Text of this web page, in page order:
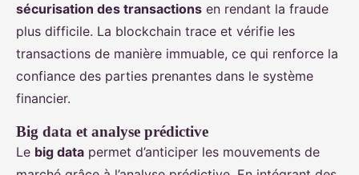
sécurisation des transactions en rendant la fraude
plus difficile. La blockchain trace et vérifie les
transactions de manière immuable, ce qui renforce la
confiance des parties prenantes dans le système
financier.
Big data et analyse prédictive
Le big data permet d’anticiper les mouvements de